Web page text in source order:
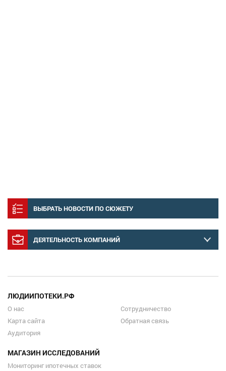
ВЫБРАТЬ НОВОСТИ ПО СЮЖЕТУ
ДЕЯТЕЛЬНОСТЬ КОМПАНИЙ
ЛЮДИИПОТЕКИ.РФ
О нас
Карта сайта
Аудитория
Сотрудничество
Обратная связь
МАГАЗИН ИССЛЕДОВАНИЙ
Мониторинг ипотечных ставок